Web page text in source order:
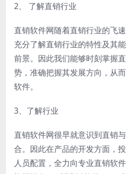
2、 了解直销行业
直销软件网随着直销行业的飞
充分了解直销行业的特性及其
前景。因此我们能够时刻掌握
势，准确把握其发展方向，从
软件。
3、了解行业
直销软件网很早就意识到直销
合。因此在产品的开发方面，
人员配置，全力向专业直销软